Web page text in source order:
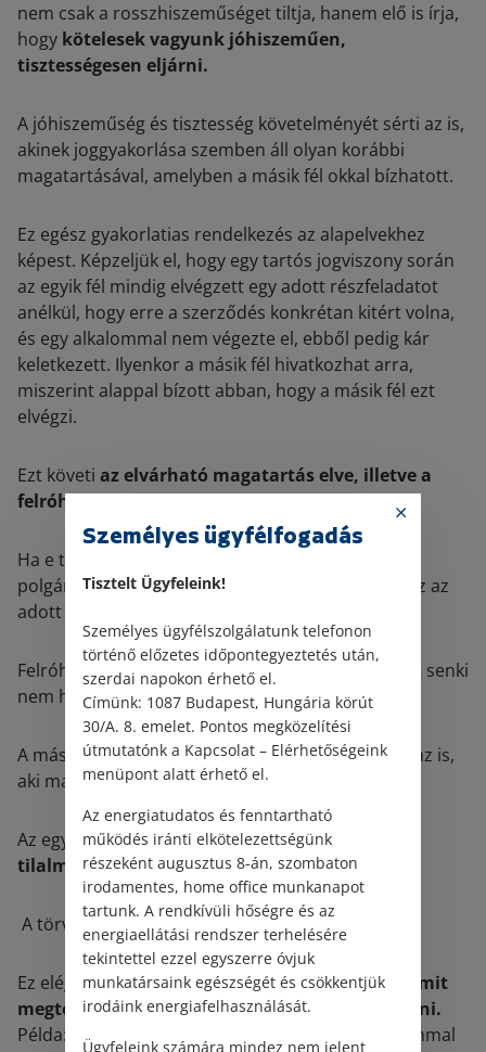
nem csak a rosszhiszeműséget tiltja, hanem elő is írja,
hogy kötelesek vagyunk jóhiszeműen,
tisztességesen eljárni.
A jóhiszeműség és tisztesség követelményét sérti az is,
akinek joggyakorlása szemben áll olyan korábbi
magatartásával, amelyben a másik fél okkal bízhatott.
Ez egész gyakorlatias rendelkezés az alapelvekhez
képest. Képzeljük el, hogy egy tartós jogviszony során
az egyik fél mindig elvégzett egy adott részfeladatot
anélkül, hogy erre a szerződés konkrétan kitért volna,
és egy alkalommal nem végezte el, ebből pedig kár
keletkezett. Ilyenkor a másik fél hivatkozhat arra,
miszerint alappal bízott abban, hogy a másik fél ezt
elvégzi.
Ezt követi az elvárható magatartás elve, illetve a
felróhatóság.
Ha e törvény eltérő követelményt nem támaszt, a
polgári jogi viszonyokban úgy kell eljárni, ahogy az az
adott helyzetben általában elvárható.
Felróható magatartására előnyök szerzése végett senki
nem hivatkozhat.
A másik fél felróható magatartására hivatkozhat az is,
aki maga felróhatóan járt el.
Az egyik legfontosabb ajoggal való visszaélés
tilalma:
A törvény tiltja a joggal való visszaélést.
Ez elég egyértelmű.Lehet, hogy jogom van valamit
megtenni, de ezen jogommal vissza is tudok élni.
Példa: jogom van valakit beperelni, de ezen jogommal
Személyes ügyfélfogadás
Tisztelt Ügyfeleink!
Személyes ügyfélszolgálatunk telefonon
történő előzetes időpontegyeztetés után,
szerdai napokon érhető el.
Címünk: 1087 Budapest, Hungária körút
30/A. 8. emelet. Pontos megközelítési
útmutatónk a Kapcsolat – Elérhetőségeink
menüpont alatt érhető el.
Az energiatudatos és fenntartható
működés iránti elkötelezettségünk
részeként augusztus 8-án, szombaton
irodamentes, home office munkanapot
tartunk. A rendkívüli hőségre és az
energiaellátási rendszer terhelésére
tekintettel ezzel egyszerre óvjuk
munkatársaink egészségét és csökkentjük
irodáink energiafelhasználását.
Ügyfeleink számára mindez nem jelent